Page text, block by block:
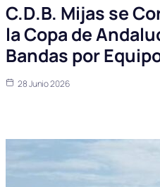
C.D.B. Mijas se
la Copa de
Bandas por
28 Junio 2026